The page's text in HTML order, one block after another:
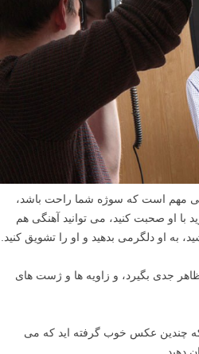
مهم است که سوژه شما راحت باشد،
او صحبت کنید، می توانید آهنگی هم
به او دلگرمی بدهید و او را تشویق کنید.
ظاهر جدی بگیرد، و زاویه ها و ژست های
چندین عکس خوب گرفته اید که می